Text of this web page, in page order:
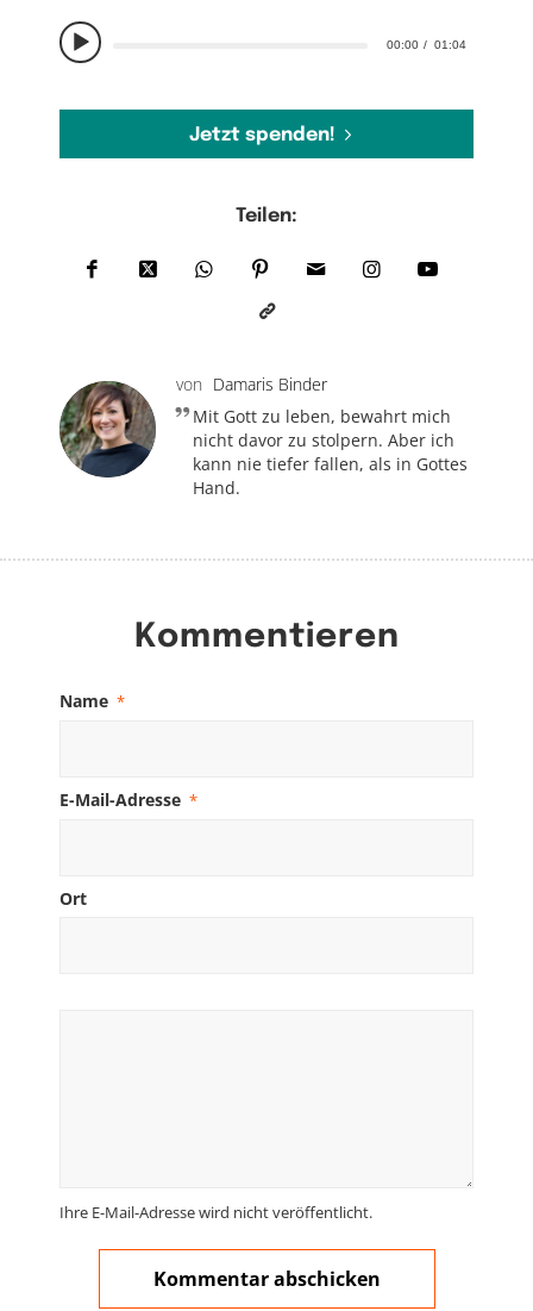
00:00 01:04
Jetzt spenden!
Teilen:
von Damaris Binder
Mit Gott zu leben, bewahrt mich
nicht davor zu stolpern. Aber ich
kann nie tiefer fallen, als in Gottes
Hand.
Kommentieren
Name *
E-Mail-Adresse *
Ort
Ihre E-Mail-Adresse wird nicht veröffentlicht.